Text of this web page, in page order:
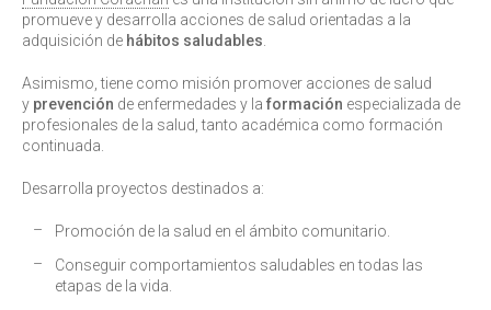
promueve y desarrolla acciones de salud orientadas a la
adquisición de hábitos saludables.
Asimismo, tiene como misión promover acciones de salud
y prevención de enfermedades y la formación especializada de
profesionales de la salud, tanto académica como formación
continuada.
Desarrolla proyectos destinados a:
Promoción de la salud en el ámbito comunitario.
Conseguir comportamientos saludables en todas las
etapas de la vida.